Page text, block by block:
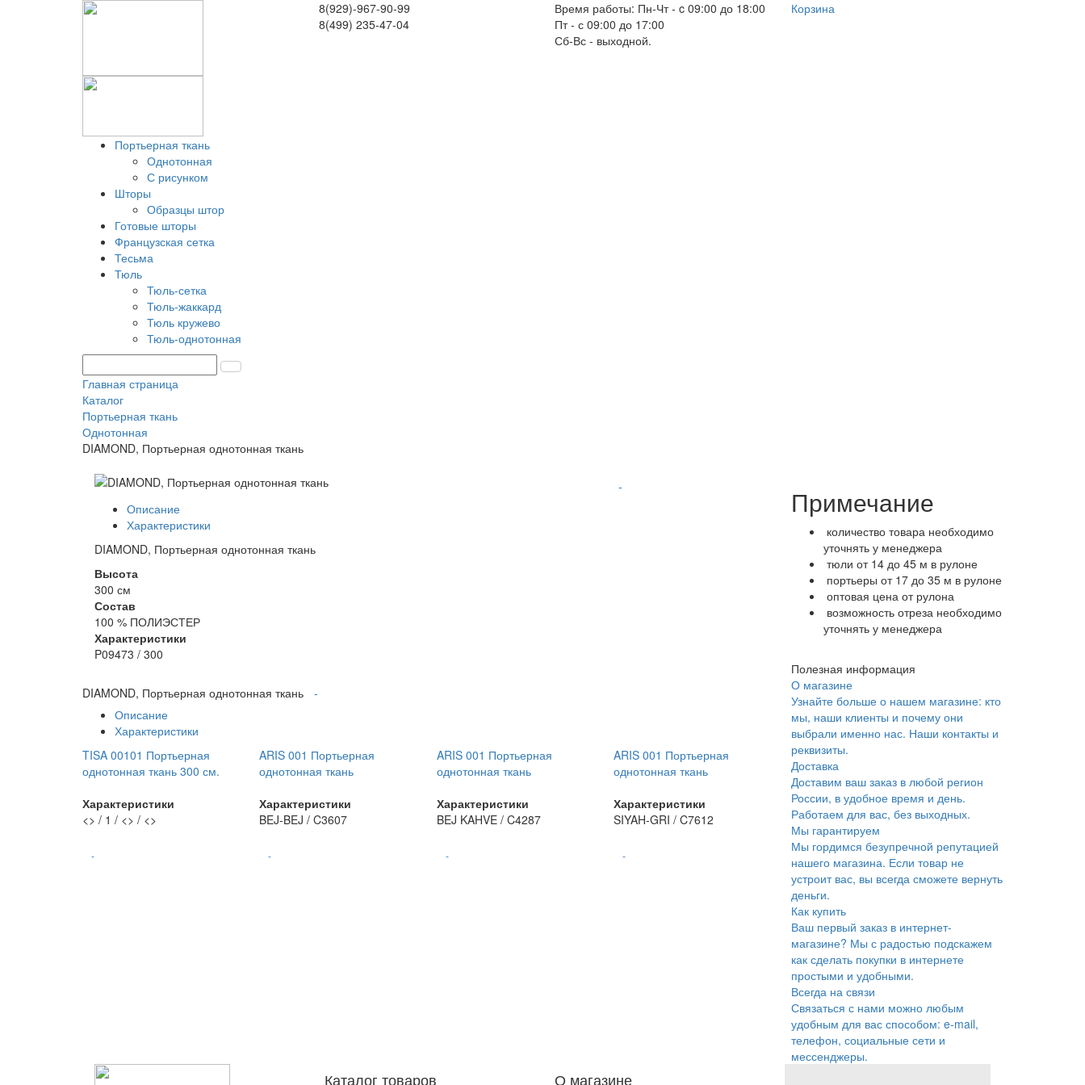
8(929)-967-90-99
8(499) 235-47-04
Время работы: Пн-Чт - c 09:00 до 18:00
Пт - с 09:00 до 17:00
Сб-Вс - выходной.
Корзина
Портьерная ткань
Однотонная
С рисунком
Шторы
Образцы штор
Готовые шторы
Французская сетка
Тесьма
Тюль
Тюль-сетка
Тюль-жаккард
Тюль кружево
Тюль-однотонная
Главная страница
Каталог
Портьерная ткань
Однотонная
DIAMOND, Портьерная однотонная ткань
-
Описание
Характеристики
DIAMOND, Портьерная однотонная ткань
Высота
300 см
Состав
100 % ПОЛИЭСТЕР
Характеристики
P09473 / 300
DIAMOND, Портьерная однотонная ткань
-
Описание
Характеристики
TISA 00101 Портьерная
однотонная ткань 300 см.
Характеристики
<> / 1 / <> / <>
-
ARIS 001 Портьерная
однотонная ткань
Характеристики
BEJ-BEJ / C3607
-
ARIS 001 Портьерная
однотонная ткань
Характеристики
BEJ KAHVE / C4287
-
ARIS 001 Портьерная
однотонная ткань
Характеристики
SIYAH-GRI / C7612
-
Примечание
количество товара необходимо
уточнять у менеджера
тюли от 14 до 45 м в рулоне
портьеры от 17 до 35 м в рулоне
оптовая цена от рулона
возможность отреза необходимо
уточнять у менеджера
Полезная информация
О магазине
Узнайте больше о нашем магазине: кто
мы, наши клиенты и почему они
выбрали именно нас. Наши контакты и
реквизиты.
Доставка
Доставим ваш заказ в любой регион
России, в удобное время и день.
Работаем для вас, без выходных.
Мы гарантируем
Мы гордимся безупречной репутацией
нашего магазина. Если товар не
устроит вас, вы всегда сможете вернуть
деньги.
Как купить
Ваш первый заказ в интернет-
магазине? Мы с радостью подскажем
как сделать покупки в интернете
простыми и удобными.
Всегда на связи
Связаться с нами можно любым
удобным для вас способом: e-mail,
телефон, социальные сети и
мессенджеры.
О магазине
Каталог товаров